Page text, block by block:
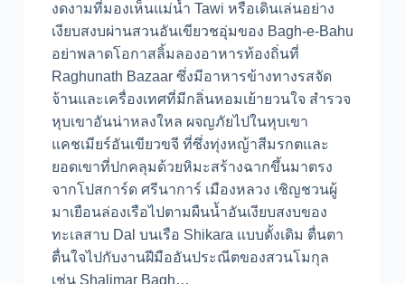
งดงามที่มองเห็นแม่น้ำ Tawi หรือเดินเล่นอย่าง
เงียบสงบผ่านสวนอันเขียวชอุ่มของ Bagh-e-Bahu
อย่าพลาดโอกาสลิ้มลองอาหารท้องถิ่นที่
Raghunath Bazaar ซึ่งมีอาหารข้างทางรสจัด
จ้านและเครื่องเทศที่มีกลิ่นหอมเย้ายวนใจ สำรวจ
หุบเขาอันน่าหลงใหล ผจญภัยไปในหุบเขา
แคชเมียร์อันเขียวขจี ที่ซึ่งทุ่งหญ้าสีมรกตและ
ยอดเขาที่ปกคลุมด้วยหิมะสร้างฉากขึ้นมาตรง
จากโปสการ์ด ศรีนาการ์ เมืองหลวง เชิญชวนผู้
มาเยือนล่องเรือไปตามผืนน้ำอันเงียบสงบของ
ทะเลสาบ Dal บนเรือ Shikara แบบดั้งเดิม ตื่นตา
ตื่นใจไปกับงานฝีมืออันประณีตของสวนโมกุล
เช่น Shalimar Bagh…